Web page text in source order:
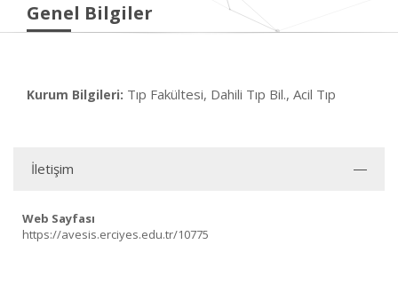
Genel Bilgiler
Kurum Bilgileri: Tıp Fakültesi, Dahili Tıp Bil., Acil Tıp
İletişim
Web Sayfası
https://avesis.erciyes.edu.tr/10775